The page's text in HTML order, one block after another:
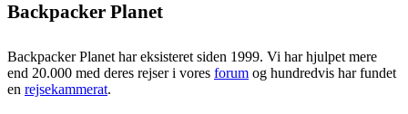
Backpacker Planet
Backpacker Planet har eksisteret siden 1999. Vi har hjulpet mere
end 20.000 med deres rejser i vores forum og hundredvis har fundet
en rejsekammerat.